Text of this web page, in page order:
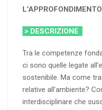
L’APPROFONDIMENTO
> DESCRIZIONE
Tra le competenze
ci sono quelle legate
sostenibile. Ma come
relative all’ambiente?
interdisciplinare che